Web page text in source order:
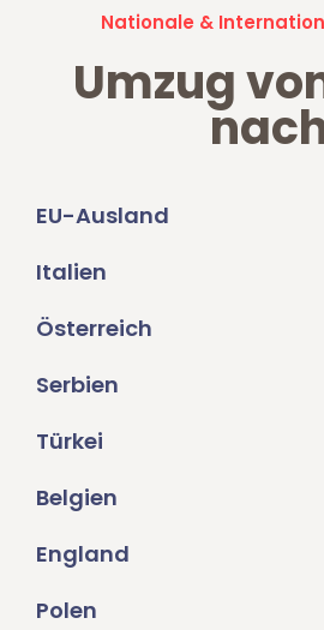
Nationale &
Umzug
EU-Ausland
Italien
Österreich
Serbien
Türkei
Belgien
England
Polen